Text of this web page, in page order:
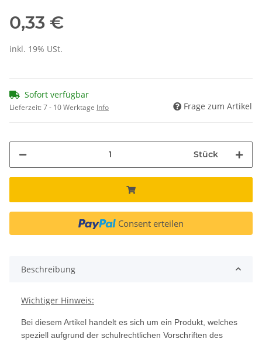
0,33 €
inkl. 19% USt.
Sofort verfügbar
Lieferzeit:7 - 10 Werktage Info Frage zum Artikel
Stück
Consent erteilen
Beschreibung
Wichtiger Hinweis:
Bei diesem Artikel handelt es sich um ein Produkt, welches
speziell aufgrund der schulrechtlichen Vorschriften des